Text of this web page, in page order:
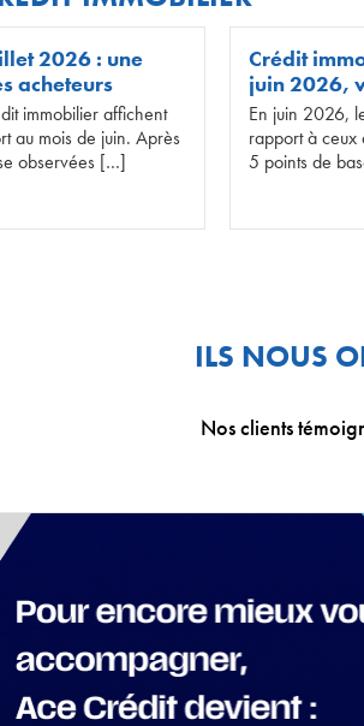
2026 : une
acheteurs
immobilier affichent
au mois de juin. Après
observées […]
Crédit
juin 2026,
En juin 2026,
rapport à ceux
5 points de
ILS NOUS
Nos clients